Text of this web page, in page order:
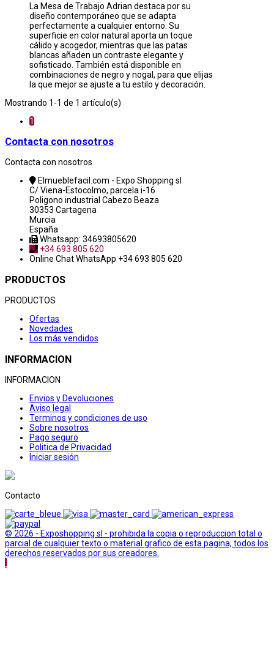
La Mesa de Trabajo Adrian destaca por su
diseño contemporáneo que se adapta
perfectamente a cualquier entorno. Su
superficie en color natural aporta un toque
cálido y acogedor, mientras que las patas
blancas añaden un contraste elegante y
sofisticado. También está disponible en
combinaciones de negro y nogal, para que elijas
la que mejor se ajuste a tu estilo y decoración.
Mostrando 1-1 de 1 artículo(s)
1
Contacta con nosotros
Contacta con nosotros
Elmueblefacil.com - Expo Shopping sl
C/ Viena-Estocolmo, parcela i-16
Poligono industrial Cabezo Beaza
30353 Cartagena
Murcia
España
Whatsapp: 34693805620
+34 693 805 620
Online ChatWhatsApp +34 693 805 620
PRODUCTOS
PRODUCTOS
Ofertas
Novedades
Los más vendidos
INFORMACION
INFORMACION
Envios y Devoluciones
Aviso legal
Terminos y condiciones de uso
Sobre nosotros
Pago seguro
Politica de Privacidad
Iniciar sesión
Contacto
© 2026 - Exposhopping sl - prohibida la copia o reproduccion total o
parcial de cualquier texto o material grafico de esta pagina, todos los
derechos reservados por sus creadores.